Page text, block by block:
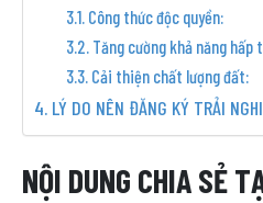
Công thức độc quyền:
Tăng cường khả năng hấp
Cải thiện chất lượng đất:
LÝ DO NÊN ĐĂNG KÝ TRẢI
NỘI DUNG CHIA SẺ